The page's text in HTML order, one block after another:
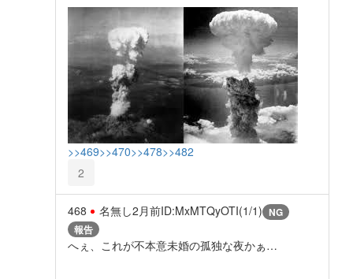
>>469>>470>>478>>482
2
468 名無し2月前ID:MxMTQyOTI(1/1) NG
報告
へぇ、これが不本意未婚の孤独な夜かぁ…